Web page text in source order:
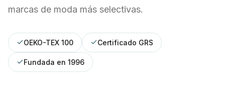
marcas de moda más selectivas.
OEKO-TEX 100 Certificado GRS
Fundada en 1996